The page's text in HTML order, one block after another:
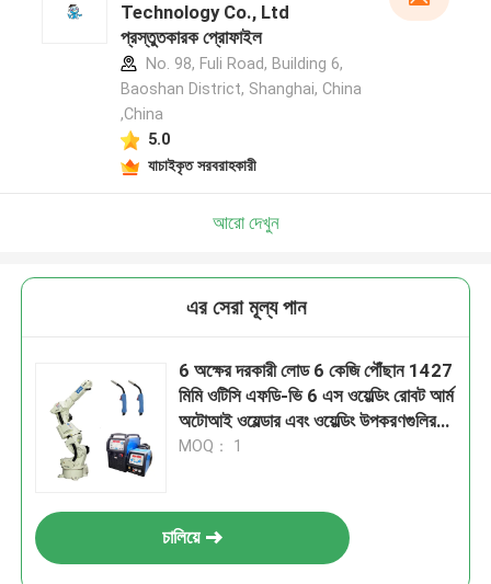
Technology Co., Ltd
প্রস্তুতকারক প্রোফাইল
No. 98, Fuli Road, Building 6,
Baoshan District, Shanghai, China
,China
5.0
যাচাইকৃত সরবরাহকারী
আরো দেখুন
এর সেরা মূল্য পান
6 অক্ষের দরকারী লোড 6 কেজি পৌঁছান 1427
মিমি ওটিসি এফডি-ভি 6 এস ওয়েল্ডিং রোবট আর্ম
অটোআই ওয়েল্ডার এবং ওয়েল্ডিং উপকরণগুলির
জন্য টিবিআই বন্দুক সহ
MOQ： 1
চালিয়ে